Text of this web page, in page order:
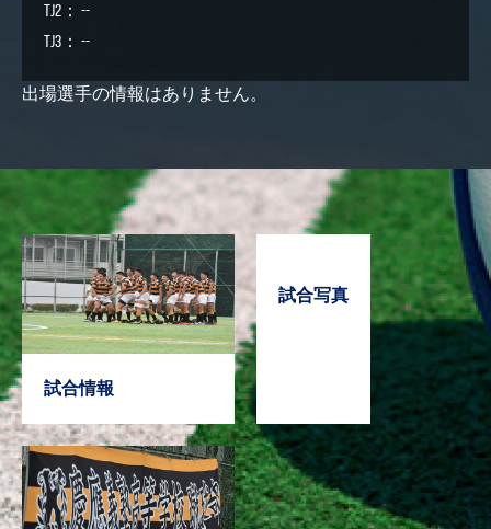
TJ2： --
TJ3： --
出場選手の情報はありません。
試合情報
試合写真